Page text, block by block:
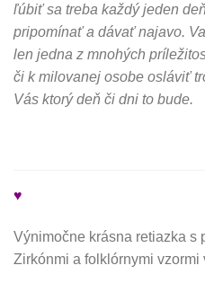
ľúbiť sa treba každý jeden
pripomínať a dávať najavo.
len jedna z mnohých
či k milovanej osobe osláviť
Vás ktorý deň či dni to bude.
♥
Výnimočne krásna retiazka s
Zirkónmi a folklórnymi